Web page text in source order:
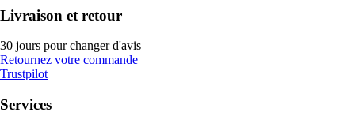
Livraison et retour
30 jours pour changer d'avis
Retournez votre commande
Trustpilot
Services